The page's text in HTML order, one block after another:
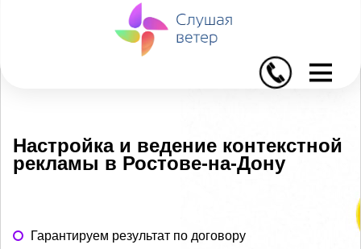
I
Настройка и ведение контекстной
рекламы в Ростове-на-Дону
Гарантируем результат по договору